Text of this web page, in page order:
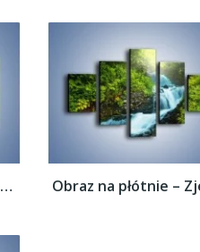
Obraz na płótnie – Zjeżdżalnia z wodospadu...